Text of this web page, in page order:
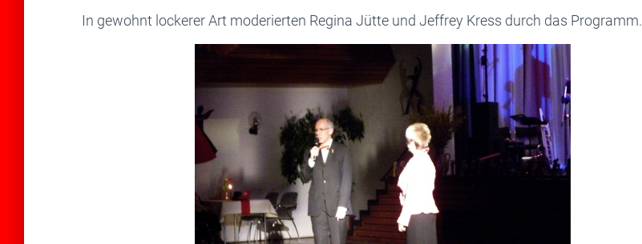
In gewohnt lockerer Art moderierten Regina Jütte und Jeffrey Kress durch das Programm.